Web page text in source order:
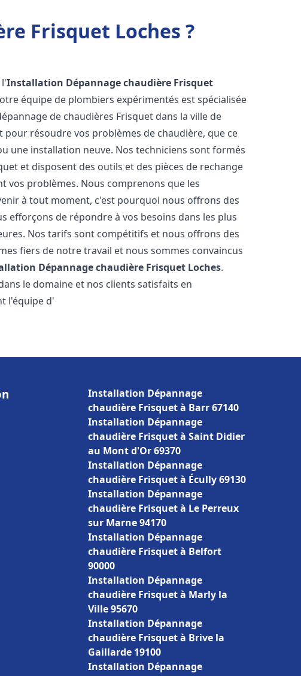
Frisquet Loches ?
l'Installation Dépannage chaudière Frisquet
équipe de plombiers expérimentés est spécialisée
de chaudières Frisquet dans la ville de
résoudre vos problèmes de chaudière, que ce
une installation neuve. Nos techniciens sont formés
et disposent des outils et des pièces de rechange
vos problèmes. Nous comprenons que les
à tout moment, c'est pourquoi nous offrons des
efforçons de répondre à vos besoins dans les plus
Nos tarifs sont compétitifs et nous offrons des
fiers de notre travail et nous sommes convaincus
Dépannage chaudière Frisquet Loches.
le domaine et nos clients satisfaits en
l'équipe d'
Installation Dépannage
chaudière Frisquet à Barr 67140
Installation Dépannage
chaudière Frisquet à Saint Didier
au Mont d'Or 69370
Installation Dépannage
chaudière Frisquet à Écully 69130
Installation Dépannage
chaudière Frisquet à Le Perreux
sur Marne 94170
Installation Dépannage
chaudière Frisquet à Belfort
90000
Installation Dépannage
chaudière Frisquet à Marly la
Ville 95670
Installation Dépannage
chaudière Frisquet à Brive la
Gaillarde 19100
Installation Dépannage